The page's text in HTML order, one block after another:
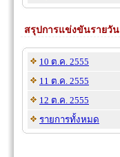
สรุปการแข่งขันรายวัน
10 ต.ค. 2555
11 ต.ค. 2555
12 ต.ค. 2555
รายการทั้งหมด